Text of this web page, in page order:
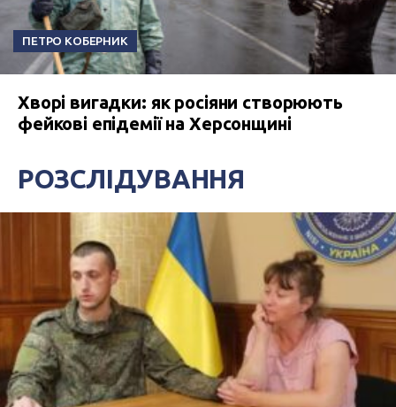
ПЕТРО КОБЕРНИК
Хворі вигадки: як росіяни створюють
фейкові епідемії на Херсонщині
РОЗСЛІДУВАННЯ